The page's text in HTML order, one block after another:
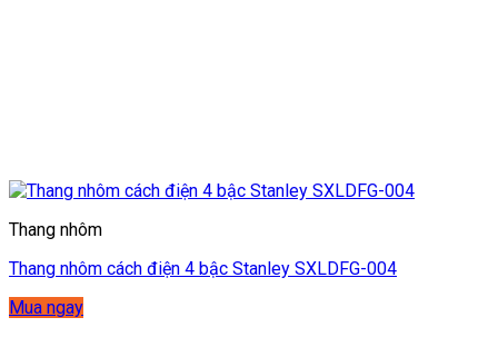
Thang nhôm
Thang nhôm cách điện 4 bậc Stanley SXLDFG-004
Mua ngay